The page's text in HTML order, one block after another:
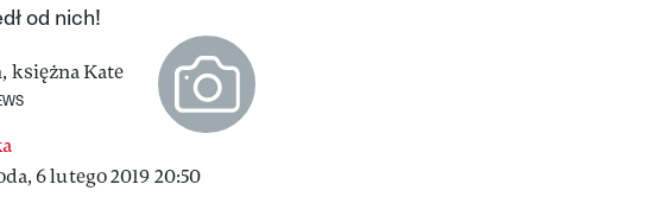
od nich!
6 lutego 2019 20:50